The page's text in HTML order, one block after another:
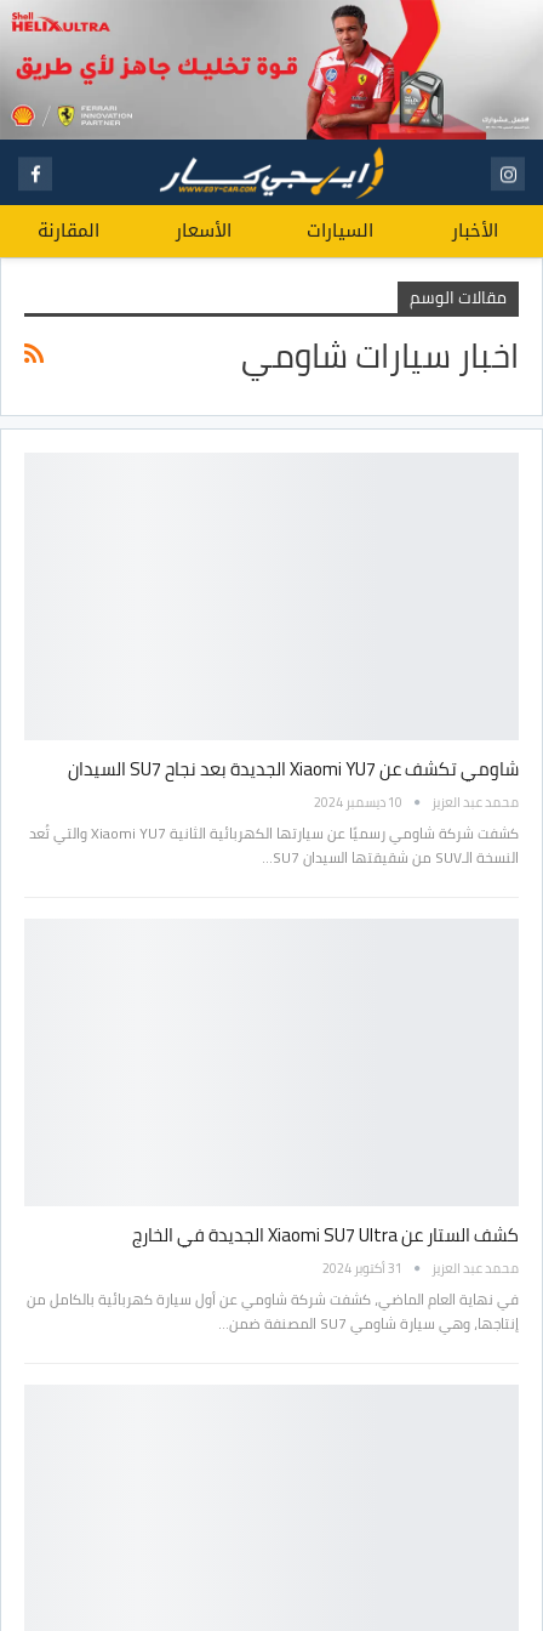
الأخبار السيارات الأسعار المقارنة
مقالات الوسم
اخبار سيارات شاومي
شاومي تكشف عن Xiaomi YU7 الجديدة بعد نجاح SU7 السيدان
محمد عبد العزيز 10 ديسمبر 2024
كشفت شركة شاومي رسميًا عن سيارتها الكهربائية الثانية Xiaomi YU7 والتي تُعد
النسخة الـSUV من شقيقتها السيدان SU7…
كشف الستار عن Xiaomi SU7 Ultra الجديدة في الخارج
محمد عبد العزيز 31 أكتوبر 2024
في نهاية العام الماضي، كشفت شركة شاومي عن أول سيارة كهربائية بالكامل من
إنتاجها، وهي سيارة شاومي SU7 المصنفة ضمن…